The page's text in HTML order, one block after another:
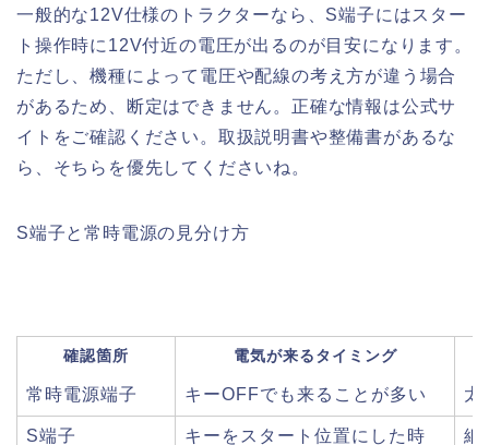
一般的な12V仕様のトラクターなら、S端子にはスター
ト操作時に12V付近の電圧が出るのが目安になります。
ただし、機種によって電圧や配線の考え方が違う場合
があるため、断定はできません。正確な情報は公式サ
イトをご確認ください。取扱説明書や整備書があるな
ら、そちらを優先してくださいね。
S端子と常時電源の見分け方
確認箇所 電気が来るタイミング
常時電源端子 キーOFFでも来ることが多い 太
S端子 キーをスタート位置にした時 細